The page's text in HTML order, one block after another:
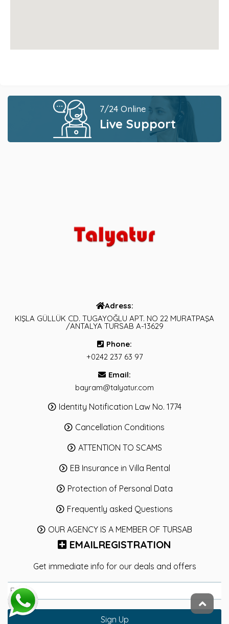
7/24 Online
Live Support
Adress:
KIŞLA GÜLLÜK CD. TUGAYOĞLU APT. NO 22 MURATPAŞA
/ANTALYA TURSAB A-13629
Phone:
+0242 237 63 97
Email:
bayram@talyatur.com
Identity Notification Law No. 1774
Cancellation Conditions
ATTENTION TO SCAMS
EB Insurance in Villa Rental
Protection of Personal Data
Frequently asked Questions
OUR AGENCY IS A MEMBER OF TURSAB
EMAILREGISTRATION
Get immediate info for our deals and offers
Sign Up